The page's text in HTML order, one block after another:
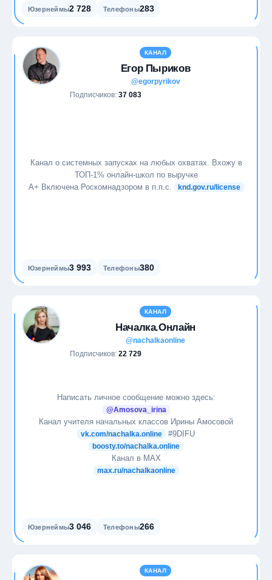
Юзернеймы2 728 Телефоны283
КАНАЛ
Егор Пыриков
@egorpyrikov
Подписчиков: 37 083
Канал о системных запусках на любых охватах. Вхожу в
ТОП-1% онлайн-школ по выручке
А+ Включена Роскомнадзором в п.п.с.
knd.gov.ru/license
Юзернеймы3 993 Телефоны380
КАНАЛ
Началка.Онлайн
@nachalkaonline
Подписчиков: 22 729
Написать личное сообщение можно здесь:
@Amosova_irina
Канал учителя начальных классов Ирины Амосовой
vk.com/nachalka.online #9DIFU
boosty.to/nachalka.online
Канал в МАХ
max.ru/nachalkaonline
Юзернеймы3 046 Телефоны266
КАНАЛ